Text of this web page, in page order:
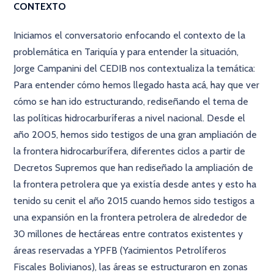
CONTEXTO
Iniciamos el conversatorio enfocando el contexto de la
problemática en Tariquía y para entender la situación,
Jorge Campanini del CEDIB nos contextualiza la temática:
Para entender cómo hemos llegado hasta acá, hay que ver
cómo se han ido estructurando, rediseñando el tema de
las políticas hidrocarburíferas a nivel nacional. Desde el
año 2005, hemos sido testigos de una gran ampliación de
la frontera hidrocarburífera, diferentes ciclos a partir de
Decretos Supremos que han rediseñado la ampliación de
la frontera petrolera que ya existía desde antes y esto ha
tenido su cenit el año 2015 cuando hemos sido testigos a
una expansión en la frontera petrolera de alrededor de
30 millones de hectáreas entre contratos existentes y
áreas reservadas a YPFB (Yacimientos Petrolíferos
Fiscales Bolivianos), las áreas se estructuraron en zonas